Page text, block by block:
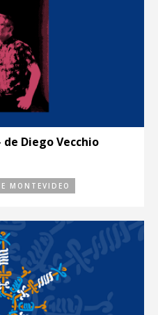
Diego Vecchio
MONTEVIDEO